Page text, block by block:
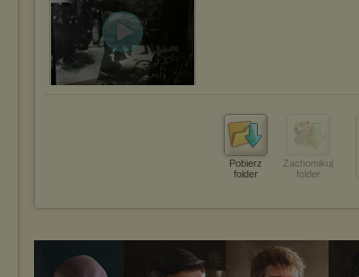
Pobierz
folder
Zachomikuj
folder